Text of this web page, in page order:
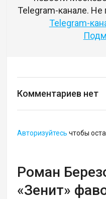
Telegram-канале.
Telegram-
Комментариев нет
Авторизуйтесь чтобы
Роман
«Зенит»